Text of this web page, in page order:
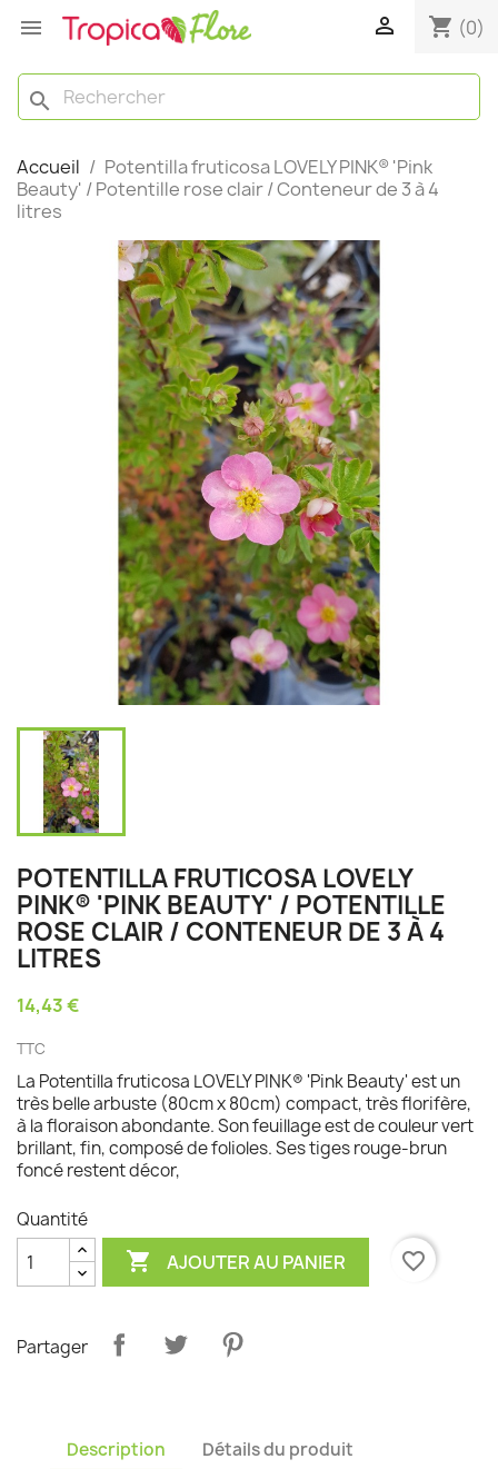
  shopping_cart (0)
search
Accueil
Potentilla fruticosa LOVELY PINK® 'Pink
Beauty' / Potentille rose clair / Conteneur de 3 à 4
litres
POTENTILLA FRUTICOSA LOVELY
PINK® 'PINK BEAUTY' / POTENTILLE
ROSE CLAIR / CONTENEUR DE 3 À 4
LITRES
14,43 €
TTC
La Potentilla fruticosa LOVELY PINK® 'Pink Beauty' est un
très belle arbuste (80cm x 80cm) compact, très florifère,
à la floraison abondante. Son feuillage est de couleur vert
brillant, fin, composé de folioles. Ses tiges rouge-brun
foncé restent décor,
Quantité
 AJOUTER AU PANIER favorite_border
Partager
Description Détails du produit